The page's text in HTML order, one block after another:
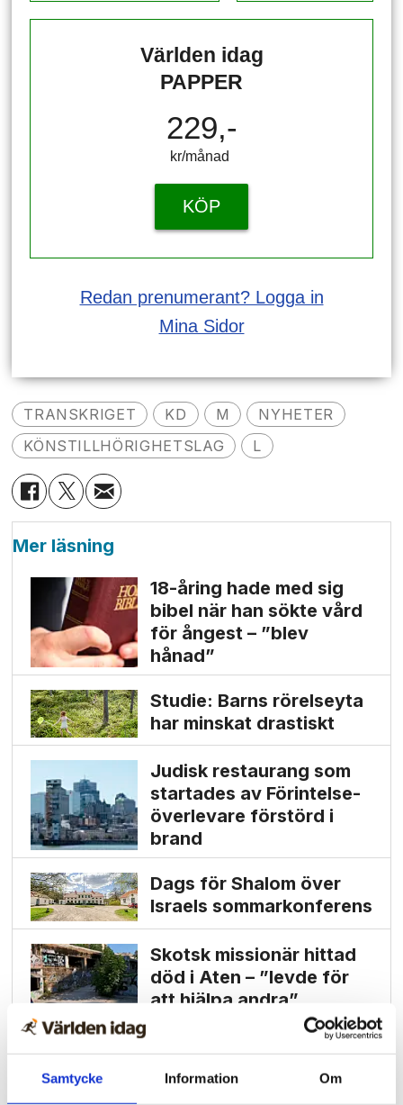
Samtycke Information Om
Världen idag
PAPPER
229,-
kr/månad ​​​​​​
KÖP
Redan prenumerant? Logga in
Mina Sidor
TRANSKRIGET KD M
NYHETER
KÖNSTILLHÖRIGHETSLAG
L
Mer läsning
18-åring hade med sig
bibel när han sökte vård
för ångest – ”blev
hånad”
Studie: Barns rörelseyta
har minskat drastiskt
Judisk restaurang som
startades av Förintelse­
överlevare förstörd i
brand
Dags för Shalom över
Israels sommarkonferens
Skotsk missionär hittad
död i Aten – ”levde för
att hjälpa andra”